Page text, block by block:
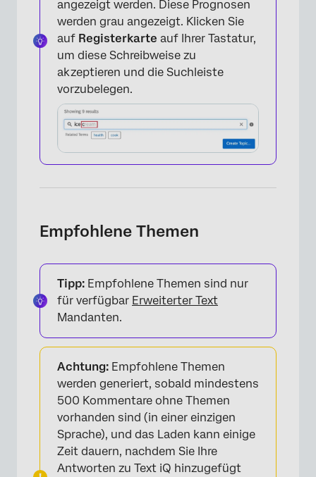
×
×
angezeigt werden. Diese Prognosen
werden grau angezeigt. Klicken Sie
auf Registerkarte auf Ihrer Tastatur,
um diese Schreibweise zu
akzeptieren und die Suchleiste
vorzubelegen.
Empfohlene Themen
Tipp: Empfohlene Themen sind nur
für verfügbar Erweiterter Text
Mandanten.
Achtung: Empfohlene Themen
werden generiert, sobald mindestens
500 Kommentare ohne Themen
vorhanden sind (in einer einzigen
Sprache), und das Laden kann einige
Zeit dauern, nachdem Sie Ihre
Antworten zu Text iQ hinzugefügt